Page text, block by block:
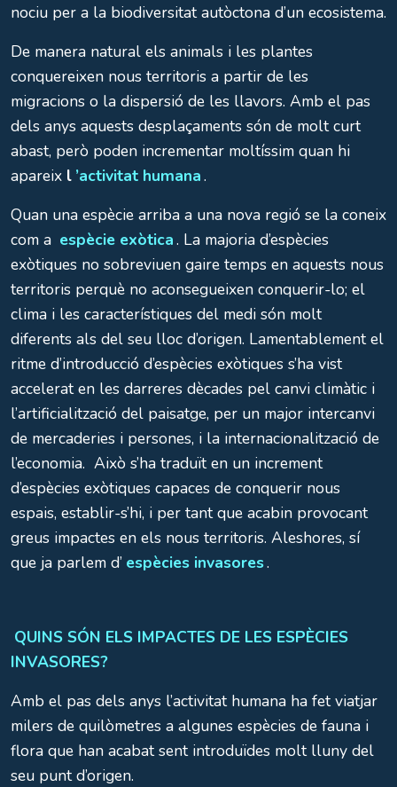
nociu per a la biodiversitat autòctona d’un ecosistema.
De manera natural els animals i les plantes
conquereixen nous territoris a partir de les
migracions o la dispersió de les llavors. Amb el pas
dels anys aquests desplaçaments són de molt curt
abast, però poden incrementar moltíssim quan hi
apareix l ’activitat humana.
Quan una espècie arriba a una nova regió se la coneix
com a espècie exòtica. La majoria d’espècies
exòtiques no sobreviuen gaire temps en aquests nous
territoris perquè no aconsegueixen conquerir-lo; el
clima i les característiques del medi són molt
diferents als del seu lloc d’origen. Lamentablement el
ritme d’introducció d’espècies exòtiques s’ha vist
accelerat en les darreres dècades pel canvi climàtic i
l’artificialització del paisatge, per un major intercanvi
de mercaderies i persones, i la internacionalització de
l’economia. Això s’ha traduït en un increment
d’espècies exòtiques capaces de conquerir nous
espais, establir-s’hi, i per tant que acabin provocant
greus impactes en els nous territoris. Aleshores, sí
que ja parlem d’ espècies invasores.
QUINS SÓN ELS IMPACTES DE LES ESPÈCIES
INVASORES?
Amb el pas dels anys l’activitat humana ha fet viatjar
milers de quilòmetres a algunes espècies de fauna i
flora que han acabat sent introduïdes molt lluny del
seu punt d’origen.